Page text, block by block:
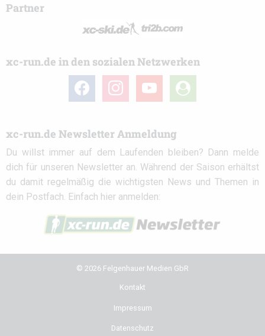
Partner
xc-run.de in den sozialen Netzwerken
facebook instagramyoutube
user-
circle
xc-run.de Newsletter Anmeldung
Du willst immer auf dem Laufenden bleiben? Dann melde
dich für unseren Newsletter an. Während der Saison erhältst
du damit regelmäßig die wichtigsten News und Themen in
dein Postfach. Einfach hier anmelden:
© 2026 Felgenhauer Medien GbR
Kontakt
Impressum
Datenschutz